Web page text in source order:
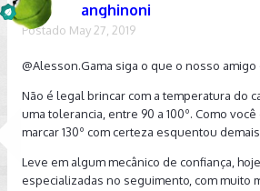
anghinoni
Postado May 27, 2019
@Alesson.Gama siga o que o nosso amigo
Não é legal brincar com a temperatura do
uma tolerancia, entre 90 a 100º. Como
marcar 130º com certeza esquentou
Leve em algum mecânico de confiança,
especializadas no seguimento, com muito